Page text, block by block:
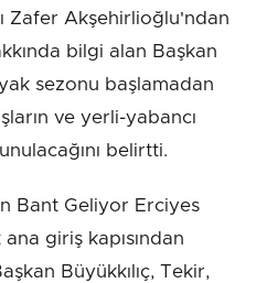
Zafer Akşehirlioğlu'ndan
bilgi alan Başkan
sezonu başlamadan
ve yerli-yabancı
belirtti.
Bant Geliyor Erciyes
giriş kapısından
Büyükkılıç, Tekir,